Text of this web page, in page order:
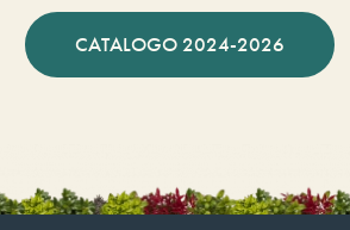
CATALOGO 2024-2026